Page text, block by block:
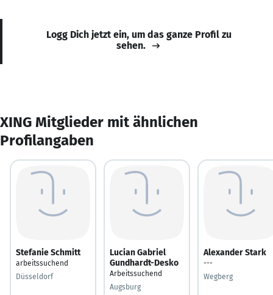
Logg Dich jetzt ein, um das ganze Profil zu
sehen.
XING Mitglieder mit ähnlichen
Profilangaben
Stefanie Schmitt
arbeitssuchend
Düsseldorf
Lucian Gabriel
Gundhardt-Desko
Arbeitssuchend
Augsburg
Alexander Stark
---
Wegberg